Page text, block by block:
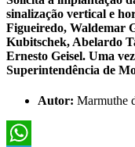
sinalização vertical e
Figueiredo, Waldemar
Kubitschek, Abelardo
Ernesto Geisel. Uma
Superintendência de
Autor: Marmuthe